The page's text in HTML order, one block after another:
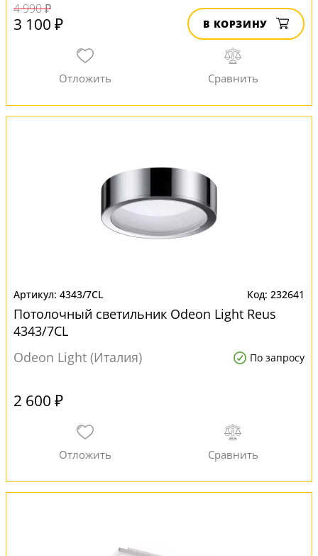
4 990 ₽
3 100 ₽ В КОРЗИНУ
4343/7CL 232641
Потолочный светильник Odeon Light Reus
4343/7CL
Odeon Light (Италия)
По запросу
2 600 ₽